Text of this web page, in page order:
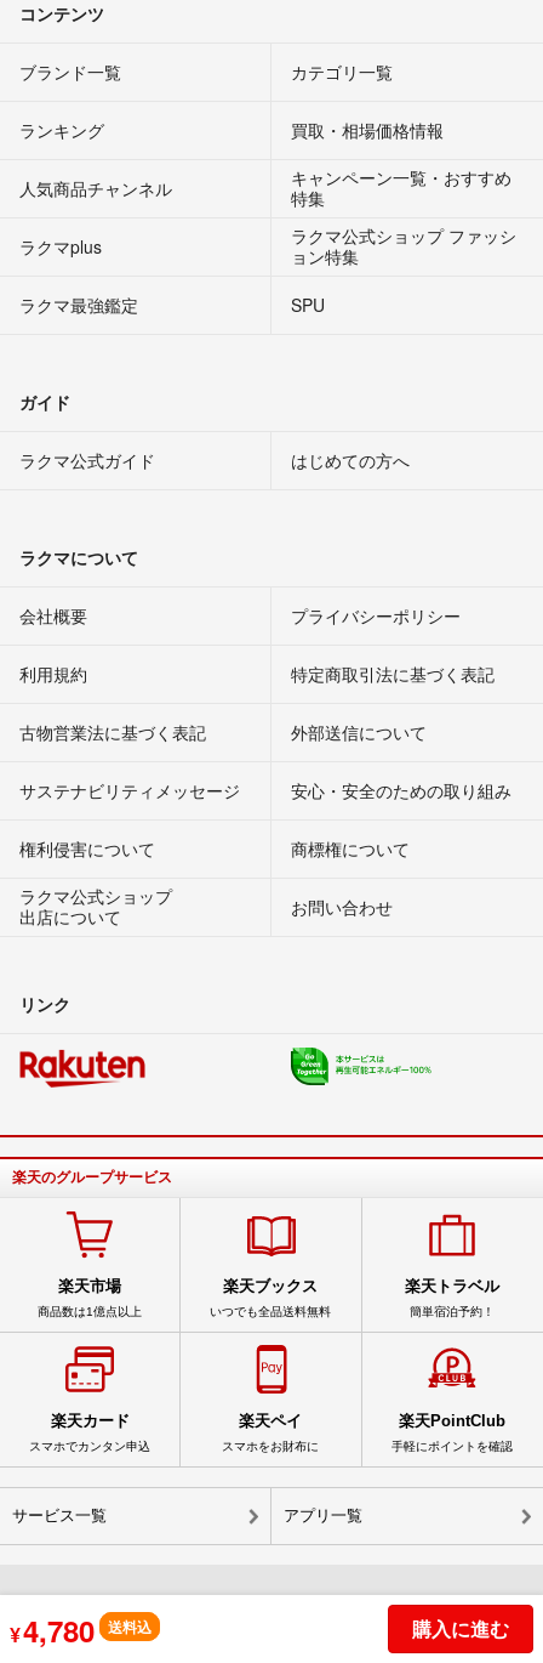
¥4,780 送料込 購入に進む
コンテンツ
ブランド一覧 カテゴリ一覧
ランキング 買取・相場価格情報
人気商品チャンネル
キャンペーン一覧・おすすめ
特集
ラクマplus
ラクマ公式ショップ ファッシ
ョン特集
ラクマ最強鑑定
SPU
ガイド
ラクマ公式ガイド はじめての方へ
ラクマについて
会社概要 プライバシーポリシー
利用規約 特定商取引法に基づく表記
古物営業法に基づく表記 外部送信について
サステナビリティメッセージ 安心・安全のための取り組み
権利侵害について
商標権について
ラクマ公式ショップ
出店について
お問い合わせ
リンク
楽天のグループサービス
楽天市場
商品数は1億点以上
楽天ブックス
いつでも全品送料無料
楽天トラベル
簡単宿泊予約！
楽天カード
スマホでカンタン申込
楽天ペイ
スマホをお財布に
楽天PointClub
手軽にポイントを確認
サービス一覧 アプリ一覧